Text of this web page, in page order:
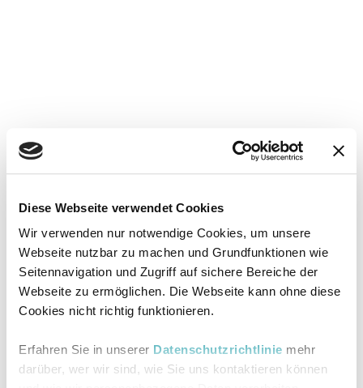
Diese Webseite verwendet Cookies
Wir verwenden nur notwendige Cookies, um unsere
Webseite nutzbar zu machen und Grundfunktionen wie
Seitennavigation und Zugriff auf sichere Bereiche der
Webseite zu ermöglichen. Die Webseite kann ohne diese
Cookies nicht richtig funktionieren.
Erfahren Sie in unserer Datenschutzrichtlinie mehr
darüber, wer wir sind, wie Sie uns kontaktieren können